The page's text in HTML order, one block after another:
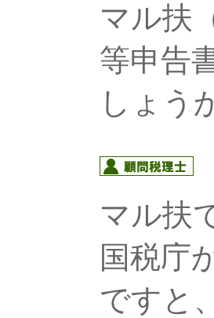
マル扶
等申告
しょう
マル扶
国税庁
ですと